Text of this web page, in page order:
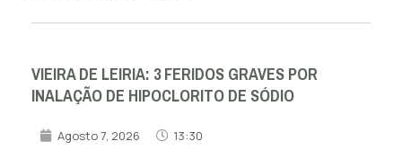
VIEIRA DE LEIRIA: 3 FERIDOS GRAVES POR
INALAÇÃO DE HIPOCLORITO DE SÓDIO
Agosto 7, 2026 13:30